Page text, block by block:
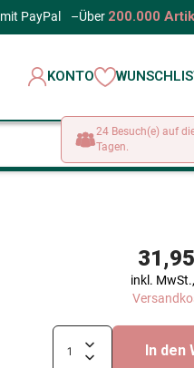
mit PayPal –Über 200.000
KONTO
inkl.
In den
24 Besuch(e) auf
Tagen.